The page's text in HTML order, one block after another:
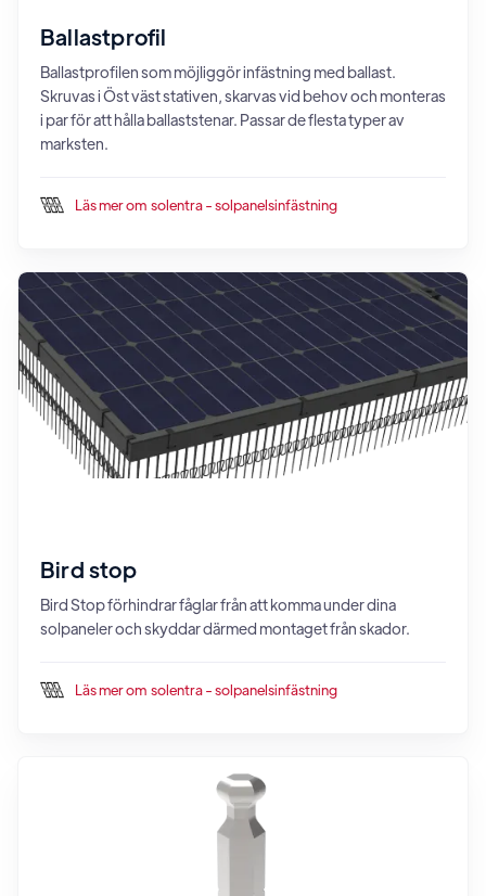
Ballastprofil
Ballastprofilen som möjliggör infästning med ballast.
Skruvas i Öst väst stativen, skarvas vid behov och monteras
i par för att hålla ballaststenar. Passar de flesta typer av
marksten.
Läs mer om solentra - solpanelsinfästning
Bird stop
Bird Stop förhindrar fåglar från att komma under dina
solpaneler och skyddar därmed montaget från skador.
Läs mer om solentra - solpanelsinfästning